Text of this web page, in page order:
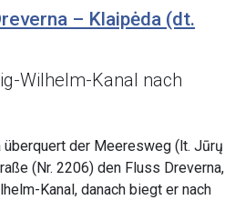
– Klaipėda (dt.
Wilhelm-Kanal nach
überquert der Meeresweg (lt. Jūrų
(Nr. 2206) den Fluss Dreverna,
Kanal, danach biegt er nach